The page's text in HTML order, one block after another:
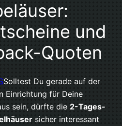
und
Quoten
Solltest Du gerade auf der
Einrichtung für Deine
sein, dürfte die 2-Tages-
sicher interessant